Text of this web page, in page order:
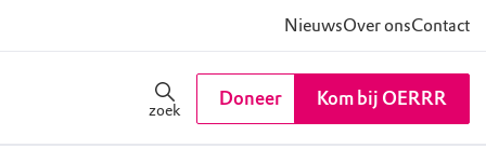
NieuwsOver onsContact
zoek
Doneer Kom bij OERRR